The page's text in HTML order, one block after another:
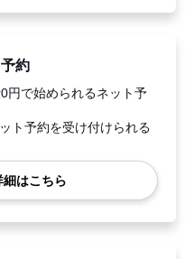
約
円で始められるネット予
ト予約を受け付けられる
細はこちら